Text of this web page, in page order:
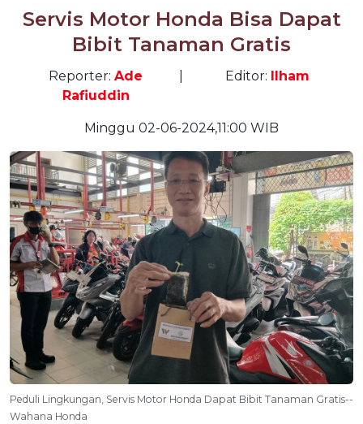
Servis Motor Honda Bisa Dapat
Bibit Tanaman Gratis
Reporter: Ade
Rafiuddin
Editor: Ilham
Minggu 02-06-2024,11:00 WIB
Peduli Lingkungan, Servis Motor Honda Dapat Bibit Tanaman Gratis--
Wahana Honda